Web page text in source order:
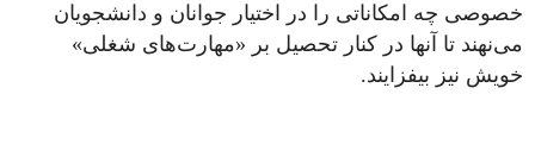
خصوصی چه امکاناتی را در اختیار جوانان و دانشجویان
می‌نهند تا آنها در کنار تحصیل بر «مهارت‌های شغلی»
خویش نیز بیفزایند.